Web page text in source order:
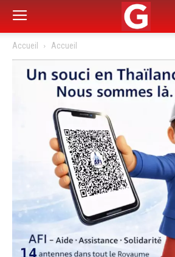
Accueil Accueil